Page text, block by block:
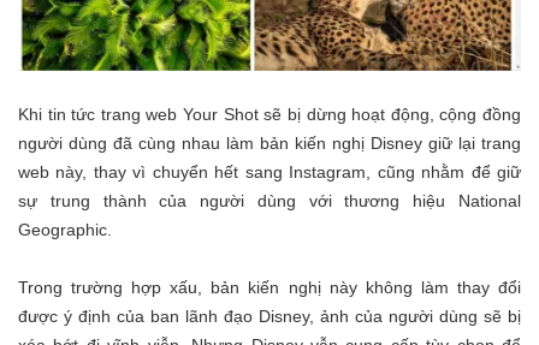
Khi tin tức trang web Your Shot sẽ bị dừng hoạt động, cộng đồng
người dùng đã cùng nhau làm bản kiến nghị Disney giữ lại trang
web này, thay vì chuyển hết sang Instagram, cũng nhằm để giữ
sự trung thành của người dùng với thương hiệu National
Geographic.
Trong trường hợp xấu, bản kiến nghị này không làm thay đổi
được ý định của ban lãnh đạo Disney, ảnh của người dùng sẽ bị